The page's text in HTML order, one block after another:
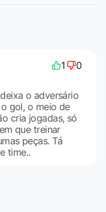
1 0
o adversário
gol, o meio de
cria jogadas, só
que treinar
peças. Tá
time..